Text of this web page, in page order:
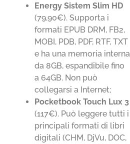
Energy Sistem Slim HD
(79,90€). Supporta i
formati EPUB DRM, FB2,
MOBI, PDB, PDF, RTF, TXT
e ha una memoria interna
da 8GB, espandibile fino
a 64GB. Non può
collegarsi a Internet;
Pocketbook Touch Lux 3
(117€). Può leggere tutti i
principali formati di libri
digitali (CHM, DjVu, DOC,